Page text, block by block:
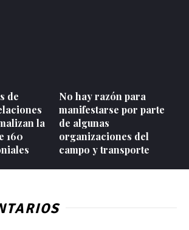
de
la
160
No hay razón para
manifestarse por parte
de algunas
organizaciones del
campo y transporte